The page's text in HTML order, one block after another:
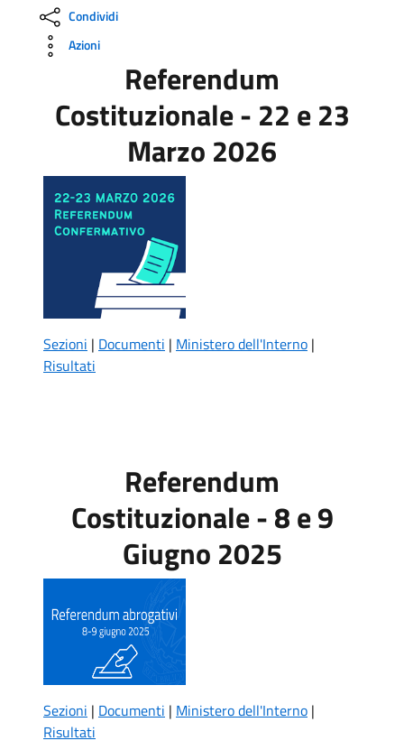
Condividi
Azioni
Referendum
Costituzionale - 22 e 23
Marzo 2026
Sezioni | Documenti | Ministero dell'Interno |
Risultati
Referendum
Costituzionale - 8 e 9
Giugno 2025
Sezioni | Documenti | Ministero dell'Interno |
Risultati